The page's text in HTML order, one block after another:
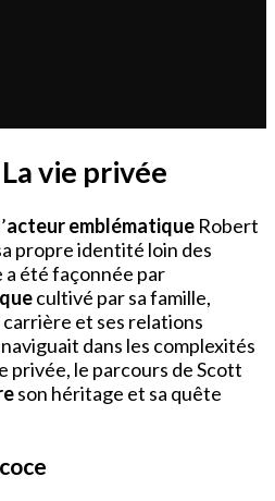
vie privée
acteur emblématique Robert
propre identité loin des
a été façonnée par
cultivé par sa famille,
et ses relations
dans les complexités
privée, le parcours de Scott
son héritage et sa quête